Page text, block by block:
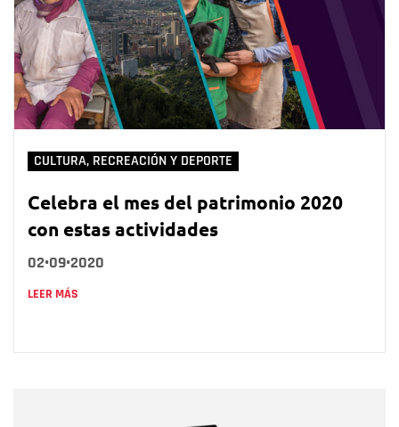
CULTURA, RECREACIÓN Y DEPORTE
Celebra el mes del patrimonio 2020
con estas actividades
02•09•2020
LEER MÁS